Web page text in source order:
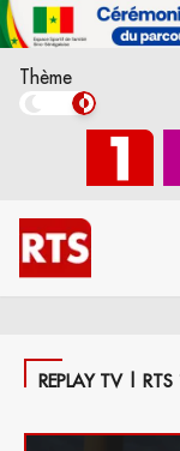
Thème
REPLAY TV | RTS